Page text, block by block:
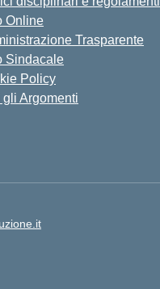
Online
Trasparente
Sindacale
Policy
gli Argomenti